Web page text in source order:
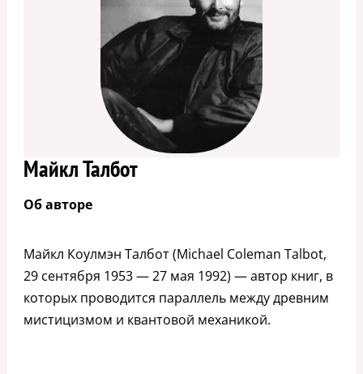
Майкл Талбот
Об авторе
Майкл Коулмэн Талбот (Michael Coleman Talbot,
29 сентября 1953 — 27 мая 1992) — автор книг, в
которых проводится параллель между древним
мистицизмом и квантовой механикой.